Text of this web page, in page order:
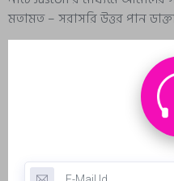
মতামত – সরাসরি উত্তর পান